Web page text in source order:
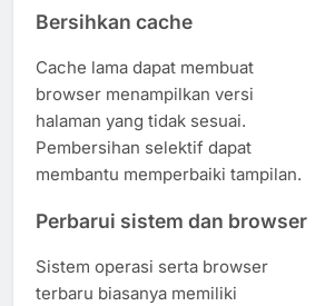
Bersihkan cache
Cache lama dapat membuat
browser menampilkan versi
halaman yang tidak sesuai.
Pembersihan selektif dapat
membantu memperbaiki tampilan.
Perbarui sistem dan browser
Sistem operasi serta browser
terbaru biasanya memiliki